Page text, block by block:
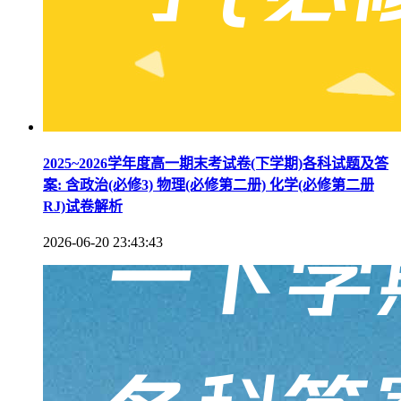
2025~2026学年度高一期末考试卷(下学期)各科试题及答
案: 含政治(必修3) 物理(必修第二册) 化学(必修第二册
RJ)试卷解析
2026-06-20 23:43:43